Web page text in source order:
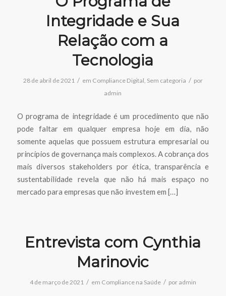
Integridade e Sua
Relação com a
Tecnologia
28 de abril de 2021 / em Compliance Digital, Sem categoria / por
admin
O programa de integridade é um procedimento que não
pode faltar em qualquer empresa hoje em dia, não
somente aquelas que possuem estrutura empresarial ou
princípios de governança mais complexos. A cobrança dos
mais diversos stakeholders por ética, transparência e
sustentabilidade revela que não há mais espaço no
mercado para empresas que não investem em […]
Entrevista com Cynthia
Marinovic
4 de março de 2021 / em Compliance na Saúde / por admin